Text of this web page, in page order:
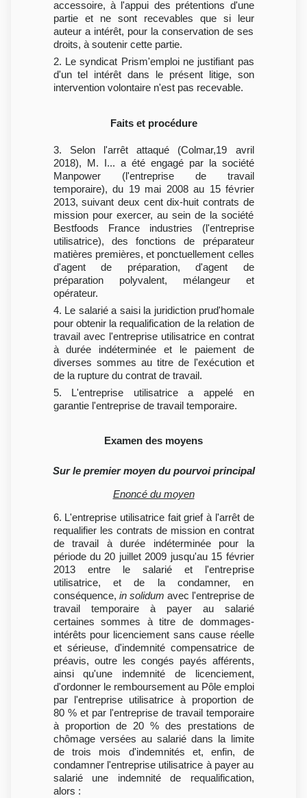
accessoire, à l'appui des prétentions d'une
partie et ne sont recevables que si leur
auteur a intérêt, pour la conservation de ses
droits, à soutenir cette partie.
2. Le syndicat Prism'emploi ne justifiant pas
d'un tel intérêt dans le présent litige, son
intervention volontaire n'est pas recevable.
Faits et procédure
3. Selon l'arrêt attaqué (Colmar,19 avril
2018), M. I... a été engagé par la société
Manpower (l'entreprise de travail
temporaire), du 19 mai 2008 au 15 février
2013, suivant deux cent dix-huit contrats de
mission pour exercer, au sein de la société
Bestfoods France industries (l'entreprise
utilisatrice), des fonctions de préparateur
matières premières, et ponctuellement celles
d'agent de préparation, d'agent de
préparation polyvalent, mélangeur et
opérateur.
4. Le salarié a saisi la juridiction prud'homale
pour obtenir la requalification de la relation de
travail avec l'entreprise utilisatrice en contrat
à durée indéterminée et le paiement de
diverses sommes au titre de l'exécution et
de la rupture du contrat de travail.
5. L'entreprise utilisatrice a appelé en
garantie l'entreprise de travail temporaire.
Examen des moyens
Sur le premier moyen du pourvoi principal
Enoncé du moyen
6. L'entreprise utilisatrice fait grief à l'arrêt de
requalifier les contrats de mission en contrat
de travail à durée indéterminée pour la
période du 20 juillet 2009 jusqu'au 15 février
2013 entre le salarié et l'entreprise
utilisatrice, et de la condamner, en
conséquence, in solidum avec l'entreprise de
travail temporaire à payer au salarié
certaines sommes à titre de dommages-
intérêts pour licenciement sans cause réelle
et sérieuse, d'indemnité compensatrice de
préavis, outre les congés payés afférents,
ainsi qu'une indemnité de licenciement,
d'ordonner le remboursement au Pôle emploi
par l'entreprise utilisatrice à proportion de
80 % et par l'entreprise de travail temporaire
à proportion de 20 % des prestations de
chômage versées au salarié dans la limite
de trois mois d'indemnités et, enfin, de
condamner l'entreprise utilisatrice à payer au
salarié une indemnité de requalification,
alors :